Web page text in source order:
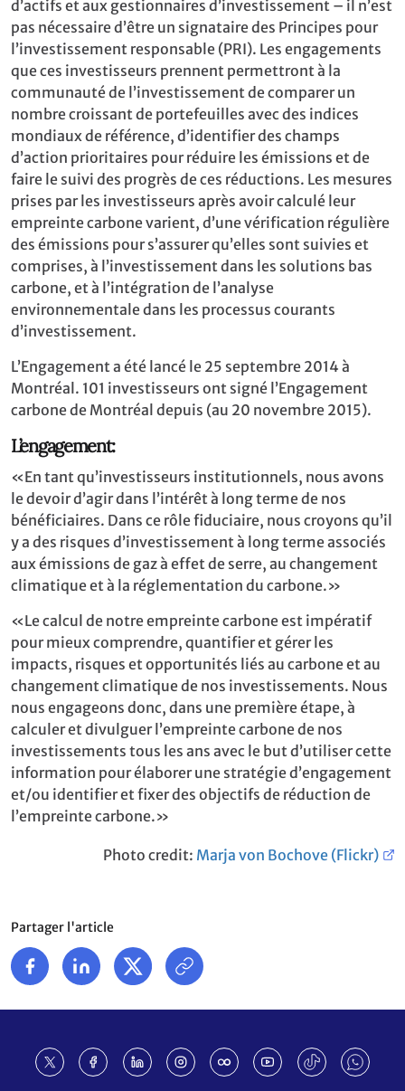
d’actifs et aux gestionnaires d’investissement – il n’est
pas nécessaire d’être un signataire des Principes pour
l’investissement responsable (PRI). Les engagements
que ces investisseurs prennent permettront à la
communauté de l’investissement de comparer un
nombre croissant de portefeuilles avec des indices
mondiaux de référence, d’identifier des champs
d’action prioritaires pour réduire les émissions et de
faire le suivi des progrès de ces réductions. Les mesures
prises par les investisseurs après avoir calculé leur
empreinte carbone varient, d’une vérification régulière
des émissions pour s’assurer qu’elles sont suivies et
comprises, à l’investissement dans les solutions bas
carbone, et à l’intégration de l’analyse
environnementale dans les processus courants
d’investissement.
L’Engagement a été lancé le 25 septembre 2014 à
Montréal. 101 investisseurs ont signé l’Engagement
carbone de Montréal depuis (au 20 novembre 2015).
L’engagement:
«En tant qu’investisseurs institutionnels, nous avons
le devoir d’agir dans l’intérêt à long terme de nos
bénéficiaires. Dans ce rôle fiduciaire, nous croyons qu’il
y a des risques d’investissement à long terme associés
aux émissions de gaz à effet de serre, au changement
climatique et à la réglementation du carbone.»
«Le calcul de notre empreinte carbone est impératif
pour mieux comprendre, quantifier et gérer les
impacts, risques et opportunités liés au carbone et au
changement climatique de nos investissements. Nous
nous engageons donc, dans une première étape, à
calculer et divulguer l’empreinte carbone de nos
investissements tous les ans avec le but d’utiliser cette
information pour élaborer une stratégie d’engagement
et/ou identifier et fixer des objectifs de réduction de
l’empreinte carbone.»
Photo credit: Marja von Bochove (Flickr)
Partager l'article